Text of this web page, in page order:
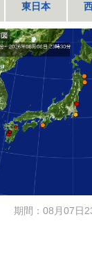
東日本
期間：08月07日